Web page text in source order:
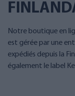
Notre boutique en
est gérée par une
expédiés depuis la
également le label